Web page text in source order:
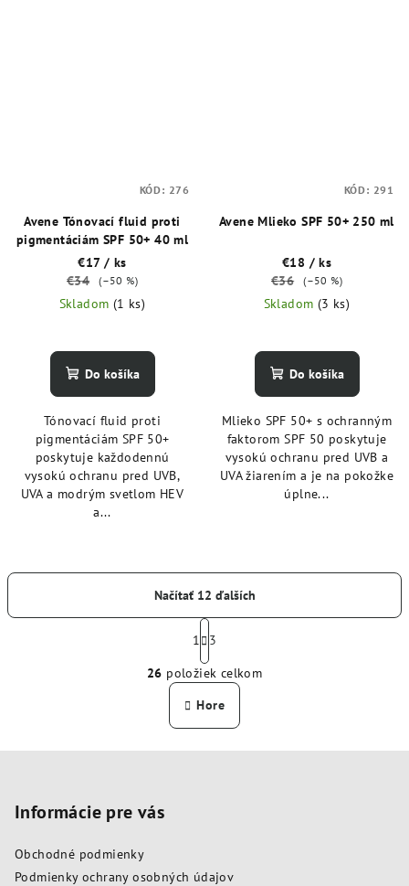
Avene Tónovací fluid proti
pigmentáciám SPF 50+ 40 ml
€17 / ks
€34
(–50 %)
Skladom (1 ks)
Do košíka
Tónovací fluid proti
pigmentáciám SPF 50+
poskytuje každodennú
vysokú ochranu pred UVB,
UVA a modrým svetlom HEV
a...
KÓD: 276
Avene Mlieko SPF 50+ 250 ml
€18 / ks
€36
(–50 %)
Skladom (3 ks)
Do košíka
Mlieko SPF 50+ s ochranným
faktorom SPF 50 poskytuje
vysokú ochranu pred UVB a
UVA žiarením a je na pokožke
úplne...
KÓD: 291
O
v
l
á
r
Načítať 12 ďalších
S
t
r
á
n
k
o
v
1
3
26 položiek celkom
Hore
Informácie pre vás
Obchodné podmienky
Podmienky ochrany osobných údajov